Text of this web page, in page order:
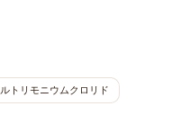
トリモニウムクロリド